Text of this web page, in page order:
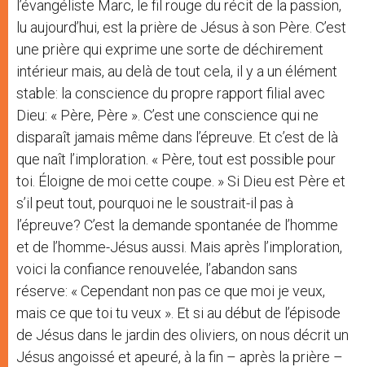
l’évangéliste Marc, le fil rouge du récit de la passion,
lu aujourd’hui, est la prière de Jésus à son Père. C’est
une prière qui exprime une sorte de déchirement
intérieur mais, au delà de tout cela, il y a un élément
stable: la conscience du propre rapport filial avec
Dieu: « Père, Père ». C’est une conscience qui ne
disparaît jamais même dans l’épreuve. Et c’est de là
que naît l’imploration. « Père, tout est possible pour
toi. Éloigne de moi cette coupe. » Si Dieu est Père et
s’il peut tout, pourquoi ne le soustrait-il pas à
l’épreuve? C’est la demande spontanée de l’homme
et de l’homme-Jésus aussi. Mais après l’imploration,
voici la confiance renouvelée, l’abandon sans
réserve: « Cependant non pas ce que moi je veux,
mais ce que toi tu veux ». Et si au début de l’épisode
de Jésus dans le jardin des oliviers, on nous décrit un
Jésus angoissé et apeuré, à la fin – après la prière –